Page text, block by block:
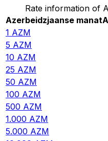
Rate information of
Azerbeidzjaanse manat
1 AZM
5 AZM
10 AZM
25 AZM
50 AZM
100 AZM
500 AZM
1.000 AZM
5.000 AZM